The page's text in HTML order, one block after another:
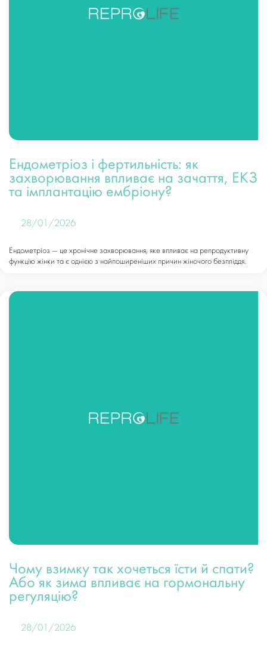
Ендометріоз і фертильність: як
захворювання впливає на зачаття, ЕКЗ
та імплантацію ембріону?
28/01/2026
Ендометріоз — це хронічне захворювання, яке впливає на репродуктивну
функцію жінки та є однією з найпоширеніших причин жіночого безпліддя.
Чому взимку так хочеться їсти й спати?
Або як зима впливає на гормональну
регуляцію?
28/01/2026